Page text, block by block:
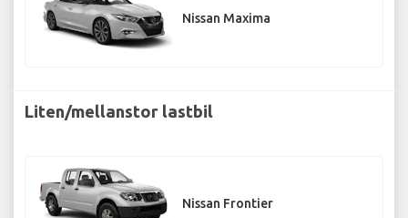
Nissan Maxima
Liten/mellanstor lastbil
Nissan Frontier